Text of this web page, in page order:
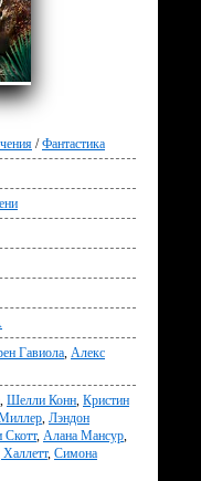
/Фантастика
Гавиола, Алекс
, Шелли Конн, Кристин
, Лэндон
, Алана Мансур,
, Симона